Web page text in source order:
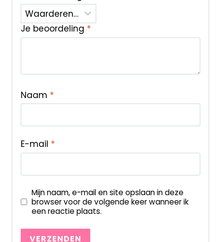
Je beoordeling *
Naam *
E-mail *
Mijn naam, e-mail en site opslaan in deze
browser voor de volgende keer wanneer ik
een reactie plaats.